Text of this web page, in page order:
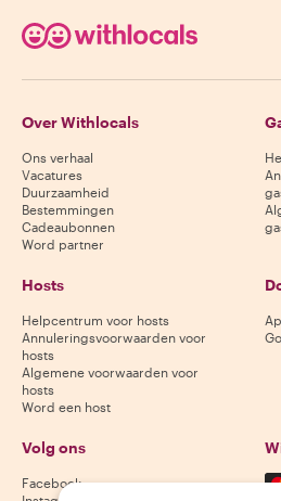
Over Withlocals
Ons verhaal
Vacatures
Duurzaamheid
Bestemmingen
Cadeaubonnen
Word partner
Hosts
Helpcentrum voor hosts
Annuleringsvoorwaarden voor
hosts
Algemene voorwaarden voor
hosts
Word een host
Volg ons
Facebook